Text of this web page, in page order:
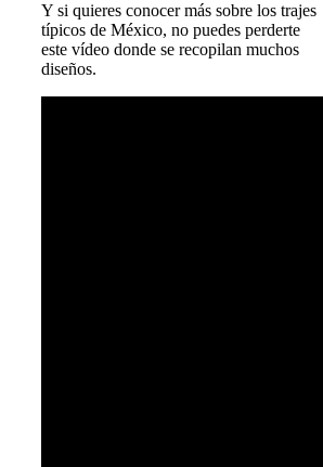
Y si quieres conocer más sobre los trajes
típicos de México, no puedes perderte
este vídeo donde se recopilan muchos
diseños.